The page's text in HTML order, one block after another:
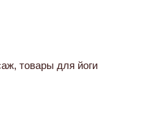
товары для йоги